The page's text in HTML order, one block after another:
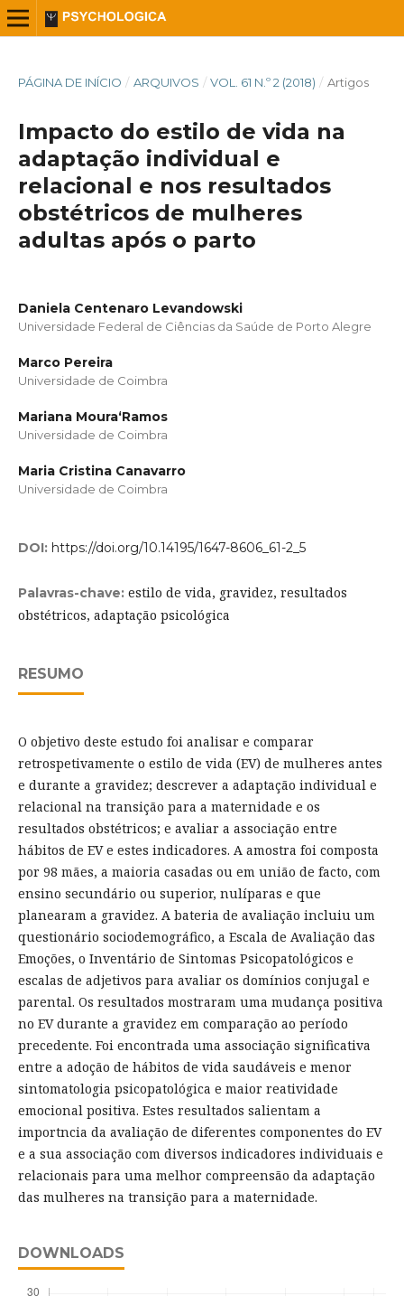
PÁGINA DE INÍCIO / ARQUIVOS / VOL. 61 N.º 2 (2018) / Artigos
Impacto do estilo de vida na
adaptação individual e
relacional e nos resultados
obstétricos de mulheres
adultas após o parto
Daniela Centenaro Levandowski
Universidade Federal de Ciências da Saúde de Porto Alegre
Marco Pereira
Universidade de Coimbra
Mariana Moura­‘Ramos
Universidade de Coimbra
Maria Cristina Canavarro
Universidade de Coimbra
DOI: https://doi.org/10.14195/1647-8606_61-2_5
Palavras-chave: estilo de vida, gravidez, resultados
obstétricos, adaptação psicológica
RESUMO
O objetivo deste estudo foi analisar e comparar
retrospetivamente o estilo de vida (EV) de mulheres antes
e durante a gravidez; descrever a adaptação individual e
relacional na transição para a maternidade e os
resultados obstétricos; e avaliar a associação entre
hábitos de EV e estes indicadores. A amostra foi composta
por 98 mães, a maioria casadas ou em união de facto, com
ensino secundário ou superior, nulíparas e que
planearam a gravidez. A bateria de avaliação incluiu um
questionário sociodemográfico, a Escala de Avaliação das
Emoções, o Inventário de Sintomas Psicopatológicos e
escalas de adjetivos para avaliar os domínios conjugal e
parental. Os resultados mostraram uma mudança positiva
no EV durante a gravidez em comparação ao período
precedente. Foi encontrada uma associação significativa
entre a adoção de hábitos de vida saudáveis e menor
sintomatologia psicopatológica e maior reatividade
emocional positiva. Estes resultados salientam a
importncia da avaliação de diferentes componentes do EV
e a sua associação com diversos indicadores individuais e
relacionais para uma melhor compreensão da adaptação
das mulheres na transição para a maternidade.
DOWNLOADS